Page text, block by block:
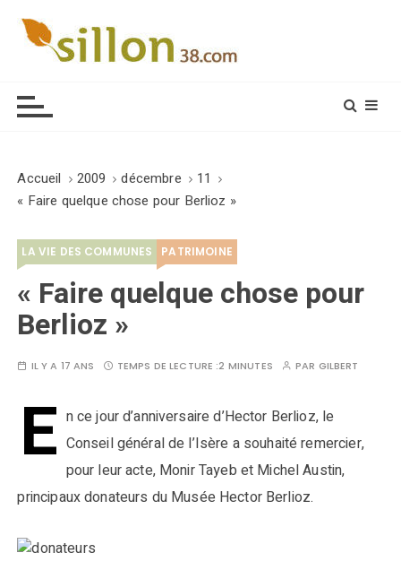
Accueil 2009 décembre
11
« Faire quelque chose pour Berlioz »
LA VIE DES COMMUNES PATRIMOINE
« Faire quelque chose pour
Berlioz »
IL Y A 17 ANS TEMPS DE LECTURE :2 MINUTES PAR GILBERT
E n ce jour d’anniversaire d’Hector Berlioz, le
Conseil général de l’Isère a souhaité remercier,
pour leur acte, Monir Tayeb et Michel Austin,
principaux donateurs du Musée Hector Berlioz.